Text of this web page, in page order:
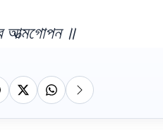
আত্মগোপন ॥